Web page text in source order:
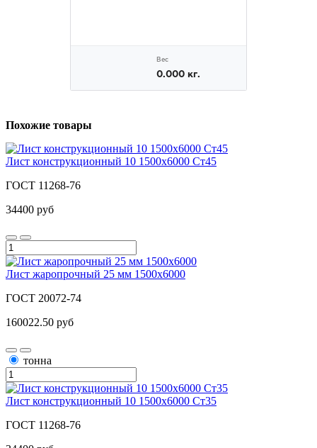
Похожие товары
Лист конструкционный 10 1500x6000 Ст45
ГОСТ 11268-76
34400 руб
Лист жаропрочный 25 мм 1500х6000
ГОСТ 20072-74
160022.50 руб
тонна
Лист конструкционный 10 1500x6000 Ст35
ГОСТ 11268-76